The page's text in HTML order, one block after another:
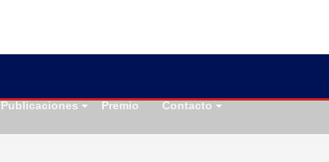
Publicaciones Premio Contacto